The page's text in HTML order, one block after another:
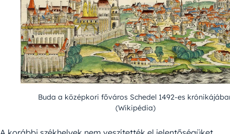
Buda a középkori főváros Schedel 1492-es
(Wikipédia)